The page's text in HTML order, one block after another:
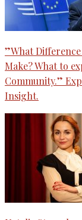
”What
Make? What to
Community.”
Insight.